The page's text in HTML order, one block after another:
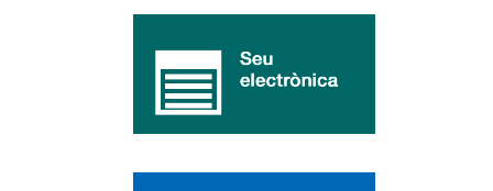
Informació
complementària